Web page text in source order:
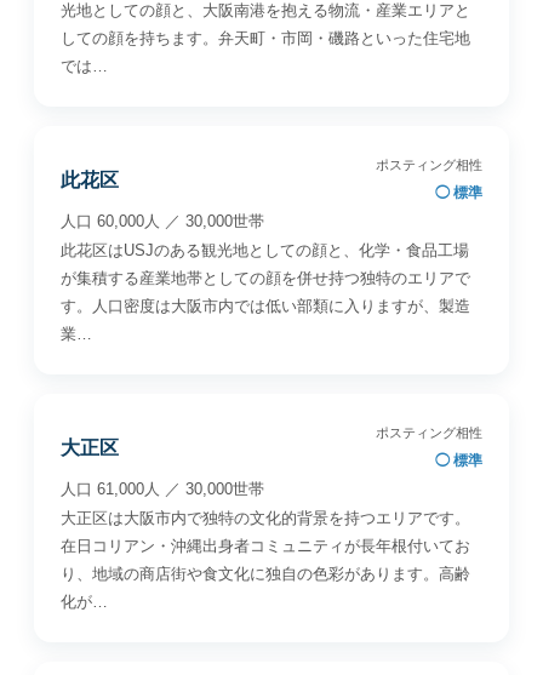
光地としての顔と、大阪南港を抱える物流・産業エリアと
しての顔を持ちます。弁天町・市岡・磯路といった住宅地
では…
此花区
ポスティング相性
◯ 標準
人口 60,000人 ／ 30,000世帯
此花区はUSJのある観光地としての顔と、化学・食品工場
が集積する産業地帯としての顔を併せ持つ独特のエリアで
す。人口密度は大阪市内では低い部類に入りますが、製造
業…
大正区
ポスティング相性
◯ 標準
人口 61,000人 ／ 30,000世帯
大正区は大阪市内で独特の文化的背景を持つエリアです。
在日コリアン・沖縄出身者コミュニティが長年根付いてお
り、地域の商店街や食文化に独自の色彩があります。高齢
化が…